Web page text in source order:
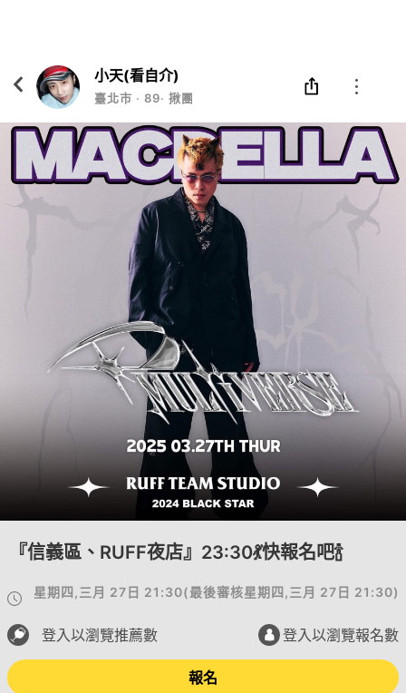
小天(看自介)
臺北市 ‧ 89‧ 揪團/組隊/併包/一起出來玩
『信義區、RUFF夜店』23:30💃快報名吧🍾️
星期四,三月 27日 21:30(最後審核星期四,三月 27日 21:30)
登入以瀏覽推薦數 登入以瀏覽報名數
報名